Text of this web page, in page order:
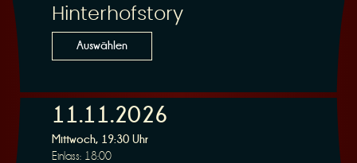
Hinterhofstory
Auswählen
11.11.2026
Mittwoch, 19:30 Uhr
Einlass: 18:00